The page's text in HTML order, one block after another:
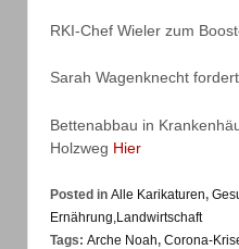
RKI-Chef Wieler zum
Sarah Wagenknecht
Bettenabbau in
Holzweg Hier
Posted in Alle Karikaturen,
Ernährung,Landwirtschaft
Tags: Arche Noah, Corona-